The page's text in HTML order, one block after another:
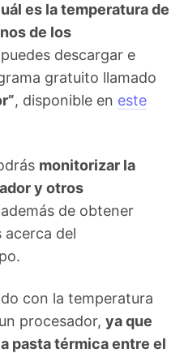
es la temperatura de
de los
puedes descargar e
gratuito llamado
, disponible en este
monitorizar la
y otros
además de obtener
del
con la temperatura
procesador, ya que
pasta térmica entre el